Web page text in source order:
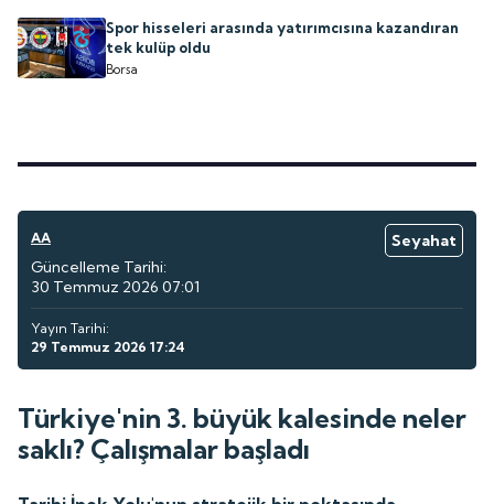
Spor hisseleri arasında yatırımcısına kazandıran
tek kulüp oldu
Borsa
AA
Seyahat
Güncelleme Tarihi:
30 Temmuz 2026 07:01
Yayın Tarihi:
29 Temmuz 2026 17:24
Türkiye'nin 3. büyük kalesinde neler
saklı? Çalışmalar başladı